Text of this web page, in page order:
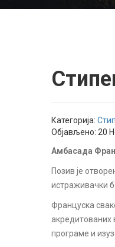
Категорија:
Објављено: 20
Амбасада
Позив је
истраживачки
Француска
акредитованих
програме и